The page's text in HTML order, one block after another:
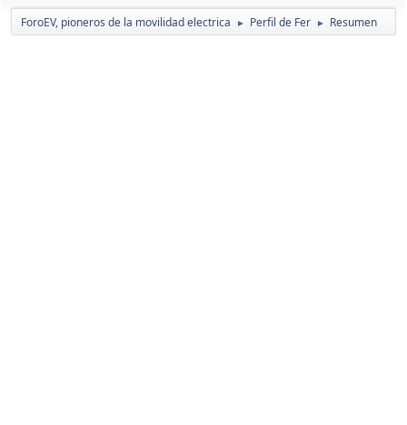
ForoEV, pioneros de la movilidad electrica ► Perfil de Fer ► Resumen